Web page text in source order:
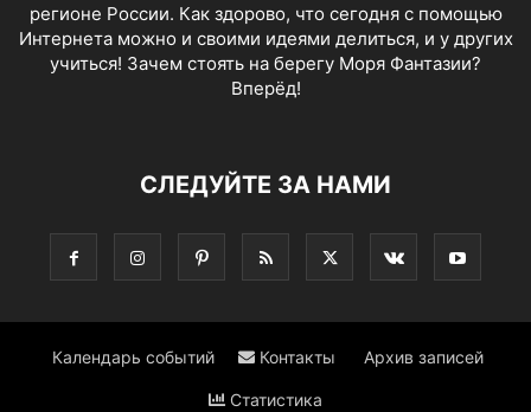
регионе России. Как здорово, что сегодня с помощью
Интернета можно и своими идеями делиться, и у других
учиться! Зачем стоять на берегу Моря Фантазии?
Вперёд!
СЛЕДУЙТЕ ЗА НАМИ
Календарь событий Контакты Архив записей
Статистика